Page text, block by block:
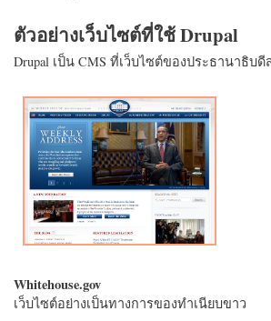
ตัวอย่างเว็บไซต์ที่ใช้ Drupal
Drupal เป็น CMS ที่เว็บไซต์ของประธานาธิบดี
Whitehouse.gov
เว็บไซต์อย่างเป็นทางการของทำเนียบขาว